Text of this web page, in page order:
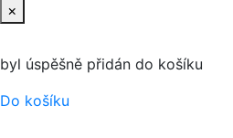
×
byl úspěšně přidán do košíku
Do košíku